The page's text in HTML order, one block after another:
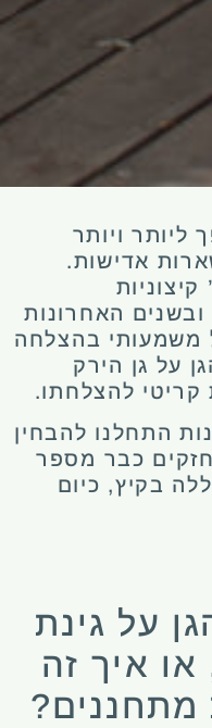
ליותר ויותר
אדישות.
האחרונות
משמעותי בהצלחה
על גן הירק
להצלחתו.
התחלנו להבחין
כבר מספר
בקיץ, כיום
על גינת
איך זה
מתחננים?